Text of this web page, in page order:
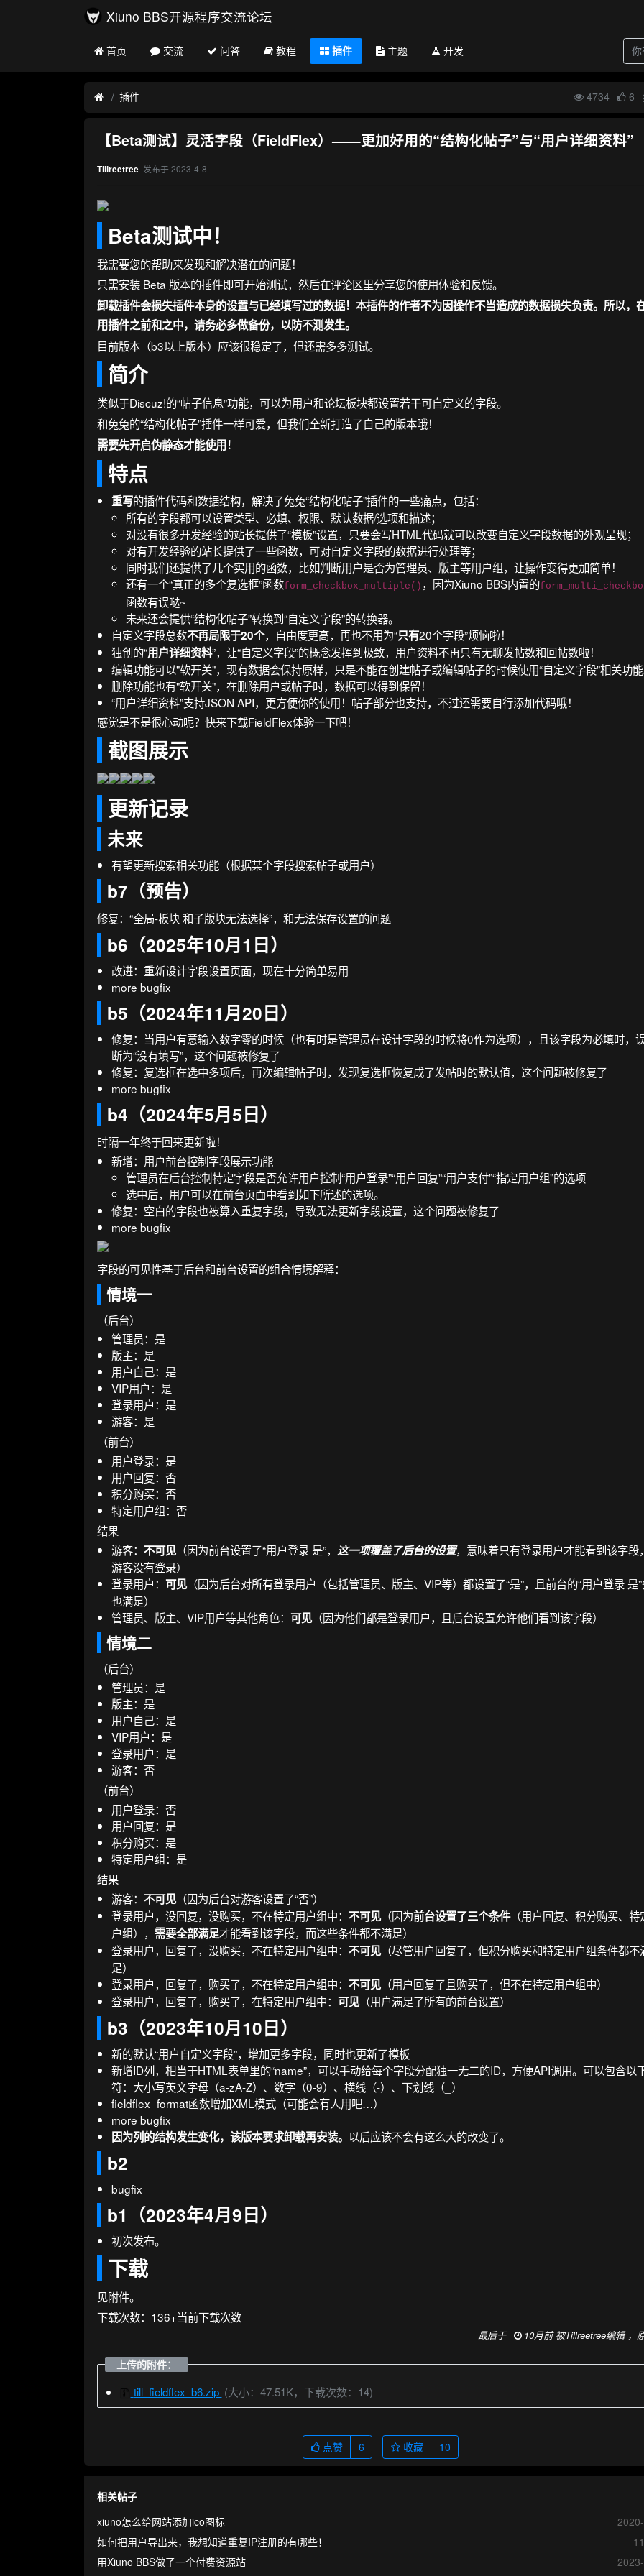
Xiuno BBS开源程序交流论坛
首页 交流 问答 教程 插件 主题 开发
插件 4734 6
【Beta测试】灵活字段（FieldFlex）——更加好用的“结构化帖子”与“用户详细资料”
Tillreetree 发布于 2023-4-8
Beta测试中！
我需要您的帮助来发现和解决潜在的问题！
只需安装 Beta 版本的插件即可开始测试，然后在评论区里分享您的使用体验和反馈。
卸载插件会损失插件本身的设置与已经填写过的数据！本插件的作者不为因操作不当造成的数据损失负责。所以，
用插件之前和之中，请务必多做备份，以防不测发生。
目前版本（b3以上版本）应该很稳定了，但还需多多测试。
简介
类似于Discuz!的“帖子信息”功能，可以为用户和论坛板块都设置若干可自定义的字段。
和兔兔的“结构化帖子”插件一样可爱，但我们全新打造了自己的版本哦！
需要先开启伪静态才能使用！
特点
重写的插件代码和数据结构，解决了兔兔“结构化帖子”插件的一些痛点，包括：
所有的字段都可以设置类型、必填、权限、默认数据/选项和描述；
对没有很多开发经验的站长提供了“模板”设置，只要会写HTML代码就可以改变自定义字段数据的外观呈现；
对有开发经验的站长提供了一些函数，可对自定义字段的数据进行处理等；
同时我们还提供了几个实用的函数，比如判断用户是否为管理员、版主等用户组，让操作变得更加简单！
还有一个“真正的多个复选框”函数form_checkbox_multiple() ，因为Xiuno BBS内置的
函数有误哒~
未来还会提供“结构化帖子”转换到“自定义字段”的转换器。
自定义字段总数不再局限于20个，自由度更高，再也不用为“只有20个字段”烦恼啦！
独创的“用户详细资料”，让“自定义字段”的概念发挥到极致，用户资料不再只有无聊发帖数和回帖数啦！
编辑功能可以"软开关"，现有数据会保持原样，只是不能在创建帖子或编辑帖子的时候使用“自定义字段”相关功
删除功能也有"软开关"，在删除用户或帖子时，数据可以得到保留！
“用户详细资料”支持JSON API，更方便你的使用！帖子部分也支持，不过还需要自行添加代码哦！
感觉是不是很心动呢？快来下载FieldFlex体验一下吧！
截图展示
更新记录
未来
有望更新搜索相关功能（根据某个字段搜索帖子或用户）
b7（预告）
修复：“全局-板块 和子版块无法选择”，和无法保存设置的问题
b6（2025年10月1日）
改进：重新设计字段设置页面，现在十分简单易用
more bugfix
b5（2024年11月20日）
修复：当用户有意输入数字零的时候（也有时是管理员在设计字段的时候将0作为选项），且该字段为必填时，
断为“没有填写”，这个问题被修复了
修复：复选框在选中多项后，再次编辑帖子时，发现复选框恢复成了发帖时的默认值，这个问题被修复了
more bugfix
b4（2024年5月5日）
时隔一年终于回来更新啦！
新增：用户前台控制字段展示功能
管理员在后台控制特定字段是否允许用户控制“用户登录”“用户回复”“用户支付”“指定用户组”的选项
选中后，用户可以在前台页面中看到如下所述的选项。
修复：空白的字段也被算入重复字段，导致无法更新字段设置，这个问题被修复了
more bugfix
字段的可见性基于后台和前台设置的组合情境解释：
情境一
（后台）
管理员：是
版主：是
用户自己：是
VIP用户：是
登录用户：是
游客：是
（前台）
用户登录：是
用户回复：否
积分购买：否
特定用户组：否
结果
游客： 不可见（因为前台设置了“用户登录 是”， 这一项覆盖了后台的设置，意味着只有登录用户才能看到该字段
游客没有登录）
登录用户： 可见（因为后台对所有登录用户（包括管理员、版主、VIP等）都设置了“是”，且前台的“用户登录 是
也满足）
管理员、版主、VIP用户等其他角色： 可见（因为他们都是登录用户，且后台设置允许他们看到该字段）
情境二
（后台）
管理员：是
版主：是
用户自己：是
VIP用户：是
登录用户：是
游客：否
（前台）
用户登录：否
用户回复：是
积分购买：是
特定用户组：是
结果
游客： 不可见（因为后台对游客设置了“否”）
登录用户，没回复，没购买，不在特定用户组中： 不可见（因为前台设置了三个条件（用户回复、积分购买、特
户组）， 需要全部满足才能看到该字段，而这些条件都不满足）
登录用户，回复了，没购买，不在特定用户组中： 不可见（尽管用户回复了，但积分购买和特定用户组条件都不
足）
登录用户，回复了，购买了，不在特定用户组中： 不可见（用户回复了且购买了，但不在特定用户组中）
登录用户，回复了，购买了，在特定用户组中： 可见（用户满足了所有的前台设置）
b3（2023年10月10日）
新的默认“用户自定义字段”，增加更多字段，同时也更新了模板
新增ID列，相当于HTML表单里的“name”，可以手动给每个字段分配独一无二的ID，方便API调用。可以包含以
符：大小写英文字母（a-zA-Z）、数字（0-9）、横线（-）、下划线（_）
fieldflex_format函数增加XML模式（可能会有人用吧…）
more bugfix
因为列的结构发生变化，该版本要求卸载再安装。 以后应该不会有这么大的改变了。
b2
bugfix
b1（2023年4月9日）
初次发布。
下载
见附件。
下载次数：136+当前下载次数
最后于 10月前 被Tillreetree编辑 ，
上传的附件：
till_fieldflex_b6.zip (大小：47.51K，下载次数：14)
点赞 6 收藏 10
相关帖子
xiuno怎么给网站添加ico图标
如何把用户导出来，我想知道重复IP注册的有哪些！
用Xiuno BBS做了一个付费资源站